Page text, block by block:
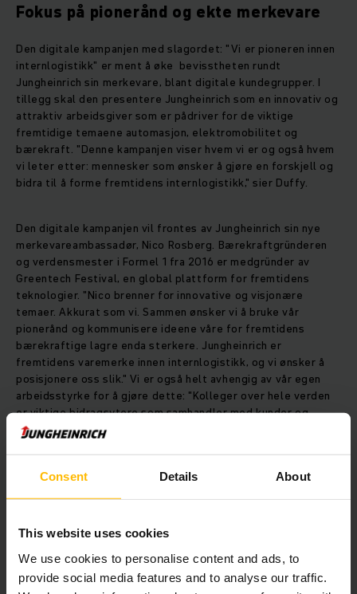
Consent Details About
This website uses cookies
We use cookies to personalise content and ads, to
provide social media features and to analyse our traffic.
Fokus på pionerånd og ekte merkevare
Den digitale kampanjen med slagordet: "Vi er pioneren innen
internlogistikk" er ment å øke bevisstheten rundt
Jungheinrich sin merkevare, blant digitale kundegrupper. I
tillegg skal den presentere Jungheinrich som en innovativ og
attraktiv arbeidsgiver som er pådriver for de viktige
fremtidige temaene automasjon, elektromobilitet og
bærekraft. "Denne kampanjen viser hvem vi er og også hvem
vi leter etter: mennesker som ønsker å gjøre en forskjell og
bidra til å forme fremtidens internlogistikk," sier Duffy.
Den digitale kampanjen vil frontes av Jungheinrich sin nye
merkevareambassadør, Nico Rosberg. Bærekraftgründeren
og verdensmester i Formel 1 fra 2016 er medgründer av
Greentech Festival, en global plattform for fremtidens
teknologier. "Nico brenner for innovative og visjonære
temaer. Akkurat som vi. Sammen ønsker vi å bruke vår
pionerånd og kommunisere ideene våre for fremtidens
bærekraftige lagre enda sterkere. Jungheinrich er
fremtidens varemerke innen internlogistikk, og vi ønsker å
posisjonere oss slik." Vi er også helt avhengig av vår egen
arbeidsstyrke for å gjøre dette: "Kolleger over hele verden
er viktige bidragsytere som samhandler med kunder og
potensielle nye talenter hver dag. De gjør merkevareløftet
Knytter merkevaren opp mot fremtidens
og klimavennlige drivteknologierogautomatisering av
lagerprosesser.